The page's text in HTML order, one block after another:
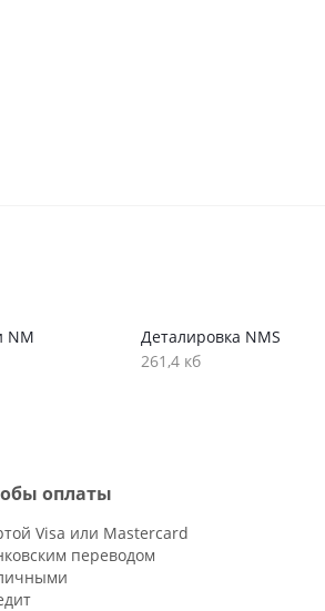
NM
Деталировка NMS
261,4 кб
оплаты
Visa или Mastercard
переводом